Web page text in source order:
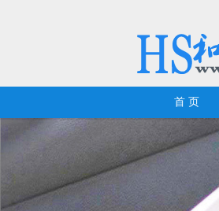
首 页